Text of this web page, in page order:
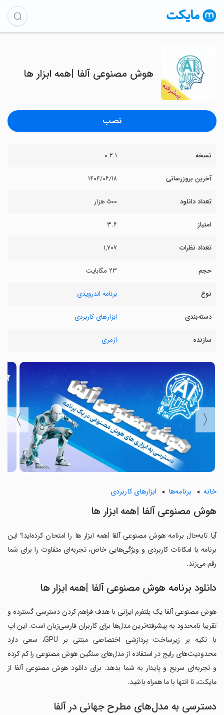
‏‏‏‏هوش مصنوعی آلفا |همه ابزار ها
نصب
نسخه ۰.۲.۱
آخرین بروزرسانی ۱۴۰۴/۰۶/۱۸
تعداد دانلود ۵۰۰ هزار
امتیاز ۳.۶
تعداد نظرات ۱,۷۰۷
حجم ۲۳ مگابایت
نوع برنامه اندرویدی
دسته‌بندی ابزارهای کاربردی
سازنده ازمری
〈
〉
خانه برنامه‌ها ابزارهای کاربردی
‏‏‏‏هوش مصنوعی آلفا |همه ابزار ها
آیا تابه‌حال برنامه ‏‏‏‏هوش مصنوعی آلفا |همه ابزار ها را امتحان کرده‌اید؟ این
برنامه با امکانات کاربردی و ویژگی‌هایی خاص، تجربه‌ای متفاوت را برای شما
رقم می‌زند.
دانلود برنامه ‏‏‏‏هوش مصنوعی آلفا |همه ابزار ها
هوش مصنوعی آلفا یک پلتفرم ایرانی با هدف فراهم کردن دسترسی گسترده و
تقریبا نامحدود به پیشرفته‌ترین مدل‌ها برای کاربران فارسی‌زبان است. این اپ
با تکیه بر زیرساخت پردازشی اختصاصی مبتنی بر GPU، سعی دارد
محدودیت‌های رایج در استفاده از مدل‌های سنگین هوش مصنوعی را کم کرده
و تجربه‌ای سریع و پایدار به شما بدهد. برای دانلود هوش مصنوعی آلفا از
مایکت، تا انتها با ما همراه باشید.
دسترسی به مدل‌های مطرح جهانی در آلفا